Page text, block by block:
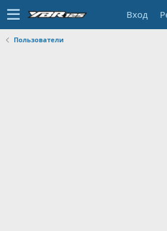
Вход
Пользователи